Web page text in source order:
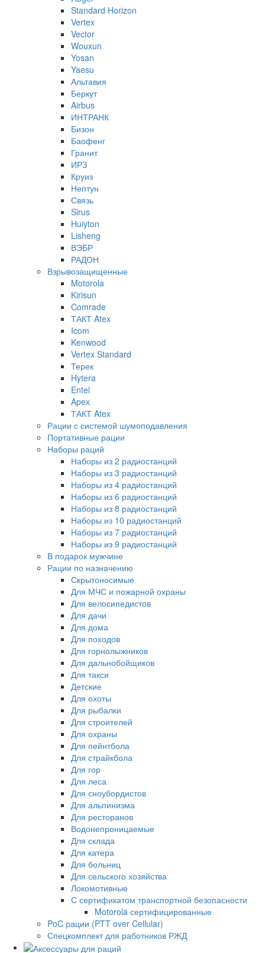
Standard Horizon
Vertex
Vector
Wouxun
Yosan
Yaesu
Альтавия
Беркут
Airbus
ИНТРАНК
Бизон
Баофенг
Гранит
ИРЗ
Круиз
Нептун
Связь
Sirus
Huiyton
Lisheng
ВЭБР
РАДОН
Взрывозащищенные
Motorola
Kirisun
Comrade
ТАКТ Atex
Icom
Kenwood
Vertex Standard
Терек
Hytera
Entel
Apex
ТАКТ Atex
Рации с системой шумоподавления
Портативные рации
Наборы раций
Наборы из 2 радиостанций
Наборы из 3 радиостанций
Наборы из 4 радиостанций
Наборы из 6 радиостанций
Наборы из 8 радиостанций
Наборы из 10 радиостанций
Наборы из 7 радиостанций
Наборы из 9 радиостанций
В подарок мужчине
Рации по назначению
Скрытоносимые
Для МЧС и пожарной охраны
Для велосипедистов
Для дачи
Для дома
Для походов
Для горнолыжников
Для дальнобойщиков
Для такси
Детские
Для охоты
Для рыбалки
Для строителей
Для охраны
Для пейнтбола
Для страйкбола
Для гор
Для леса
Для сноубордистов
Для альпинизма
Для ресторанов
Водонепроницаемые
Для склада
Для катера
Для больниц
Для сельского хозяйства
Локомотивные
С сертификатом транспортной безопасности
Motorola сертифицированные
PoC рации (PTT over Cellular)
Спецкомплект для работников РЖД